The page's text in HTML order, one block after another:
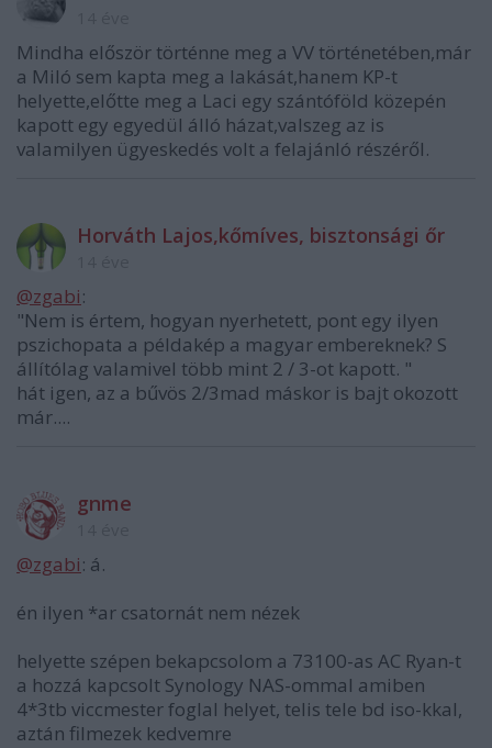
Mindha először történne meg a VV történetében,már
a Miló sem kapta meg a lakását,hanem KP-t
helyette,előtte meg a Laci egy szántóföld közepén
kapott egy egyedül álló házat,valszeg az is
valamilyen ügyeskedés volt a felajánló részéről.
Horváth Lajos,kőmíves, bisztonsági őr
@zgabi:
"Nem is értem, hogyan nyerhetett, pont egy ilyen
pszichopata a példakép a magyar embereknek? S
állítólag valamivel több mint 2 / 3-ot kapott. "
hát igen, az a bűvös 2/3mad máskor is bajt okozott
már....
gnme
@zgabi: á.
én ilyen *ar csatornát nem nézek
helyette szépen bekapcsolom a 73100-as AC Ryan-t
a hozzá kapcsolt Synology NAS-ommal amiben
4*3tb viccmester foglal helyet, telis tele bd iso-kkal,
aztán filmezek kedvemre